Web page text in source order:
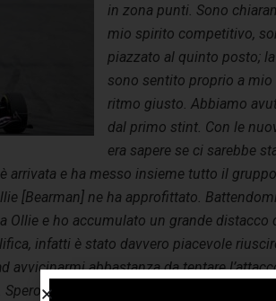
in zona punti. Sono
mio spirito competitivo,
piazzato al quinto posto;
sono sentito proprio a
ritmo giusto. Abbiamo
dal primo stint. Con le
era sapere se ci sarebbe
arrivata e ha messo insieme tutto il
[Bearman] ne ha approfittato.
Ollie e ho accumulato un grande distacco
infatti è stato davvero piacevole
avvicinarmi abbastanza da tentare
che riusciremo a mantenere il ritmo